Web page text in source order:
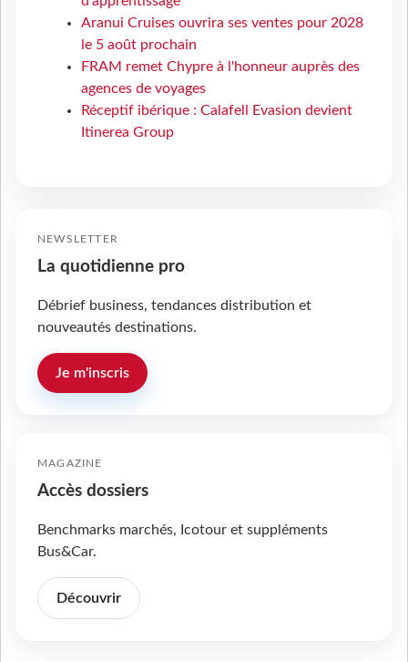
Aranui Cruises ouvrira ses ventes pour 2028
le 5 août prochain
FRAM remet Chypre à l'honneur auprès des
agences de voyages
Réceptif ibérique : Calafell Evasion devient
Itinerea Group
NEWSLETTER
La quotidienne pro
Débrief business, tendances distribution et
nouveautés destinations.
Je m'inscris
MAGAZINE
Accès dossiers
Benchmarks marchés, Icotour et suppléments
Bus&Car.
Découvrir